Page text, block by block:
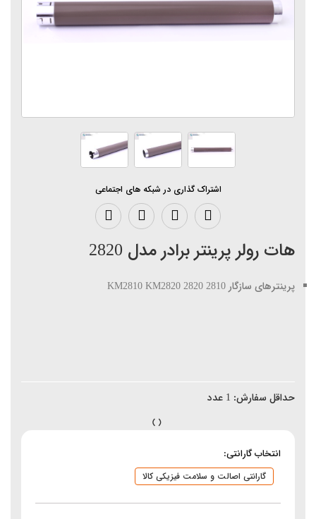
اشتراک گذاری در شبکه های اجتماعی
هات رولر پرینتر برادر مدل 2820
پرینترهای سازگار 2810 2820 KM2810 KM2820
حداقل سفارش: 1 عدد
انتخاب گارانتی:
گارانتی اصالت و سلامت فیزیکی کالا